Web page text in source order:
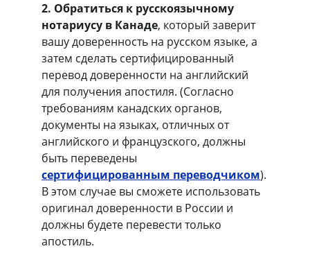
2. Обратиться к русскоязычному
нотариусу в Канаде, который заверит
вашу доверенность на русском языке, а
затем сделать сертифицированный
перевод доверенности на английский
для получения апостиля. (Согласно
требованиям канадских органов,
документы на языках, отличных от
английского и французского, должны
быть переведены
сертифицированным переводчиком).
В этом случае вы сможете использовать
оригинал доверенности в России и
должны будете перевести только
апостиль.